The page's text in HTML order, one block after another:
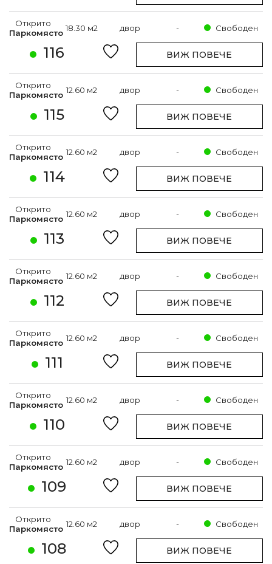
116
Открито
Паркомясто 18.30 м2 двор - Свободен
ВИЖ ПОВЕЧЕ
115
Открито
Паркомясто 12.60 м2 двор - Свободен
ВИЖ ПОВЕЧЕ
114
Открито
Паркомясто 12.60 м2 двор - Свободен
ВИЖ ПОВЕЧЕ
113
Открито
Паркомясто 12.60 м2 двор - Свободен
ВИЖ ПОВЕЧЕ
112
Открито
Паркомясто 12.60 м2 двор - Свободен
ВИЖ ПОВЕЧЕ
111
Открито
Паркомясто 12.60 м2 двор - Свободен
ВИЖ ПОВЕЧЕ
110
Открито
Паркомясто 12.60 м2 двор - Свободен
ВИЖ ПОВЕЧЕ
109
Открито
Паркомясто 12.60 м2 двор - Свободен
ВИЖ ПОВЕЧЕ
108
Открито
Паркомясто 12.60 м2 двор - Свободен
ВИЖ ПОВЕЧЕ